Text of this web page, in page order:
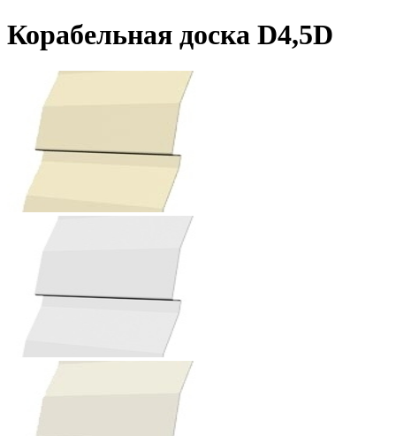
Корабельная доска D4,5D